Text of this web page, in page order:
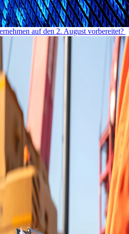
auf den 2. August vorbereitet?